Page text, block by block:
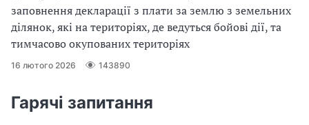
заповнення декларації з плати за землю з земельних
ділянок, які на територіях, де ведуться бойові дії, та
тимчасово окупованих територіях
16 лютого 2026 143890
Гарячі запитання